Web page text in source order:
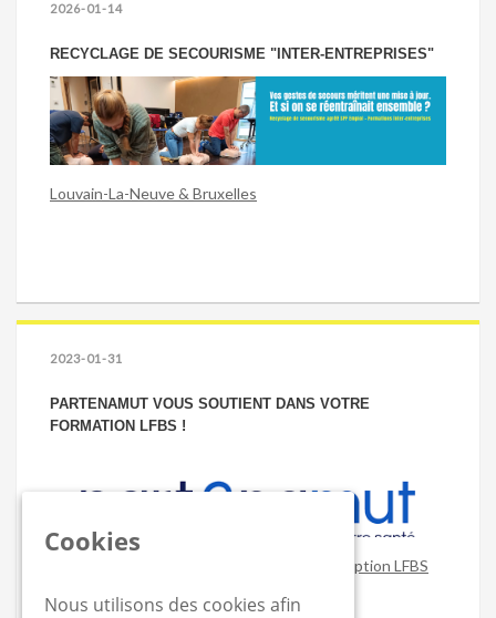
2026-01-14
RECYCLAGE DE SECOURISME "INTER-ENTREPRISES"
Louvain-La-Neuve & Bruxelles
2023-01-31
PARTENAMUT VOUS SOUTIENT DANS VOTRE
FORMATION LFBS !
Obtenez un remboursement sur votre inscription LFBS
Cookies
Nous utilisons des cookies afin